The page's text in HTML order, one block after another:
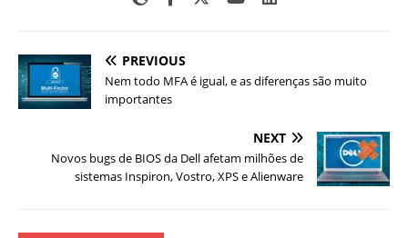
PREVIOUS
Nem todo MFA é igual, e as diferenças são muito
importantes
NEXT
Novos bugs de BIOS da Dell afetam milhões de
sistemas Inspiron, Vostro, XPS e Alienware